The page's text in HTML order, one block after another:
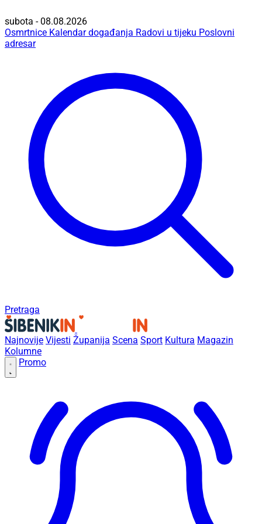
subota - 08.08.2026
Osmrtnice Kalendar događanja Radovi u tijeku Poslovni
adresar
Pretraga
Najnovije Vijesti Županija Scena Sport Kultura Magazin
Kolumne
Promo